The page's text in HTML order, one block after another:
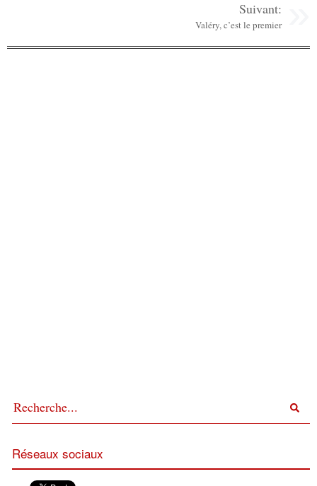
Suivant:
Valéry, c’est le premier
Réseaux sociaux